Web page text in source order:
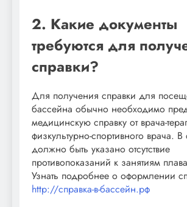
2. Какие документы
требуются для
справки?
Для получения справки для
бассейна обычно необходимо
медицинскую справку от врача-
физкультурно-спортивного врача. В
должно быть указано отсутствие
противопоказаний к занятиям
Узнать подробнее о оформлении
http://справка-в-бассейн.рф